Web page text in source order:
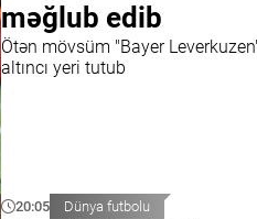
məğlub edib
Ötən mövsüm "Bayer
altıncı yeri tutub
20:05 Dünya futbolu